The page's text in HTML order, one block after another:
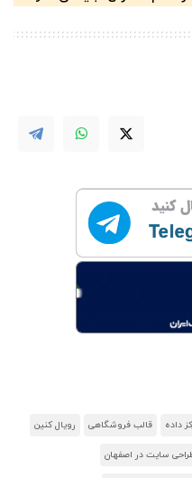
داده قالب فروشگاهی رویال کنین
سایت در اصفهان